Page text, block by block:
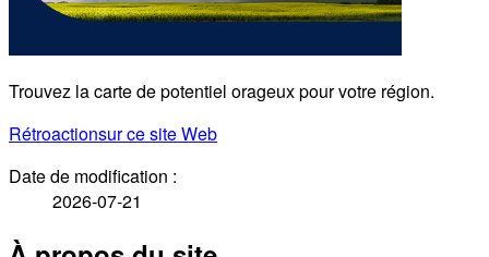
Trouvez la carte de potentiel orageux pour votre région.
Rétroactionsur ce site Web
Date de modification :
2026-07-21